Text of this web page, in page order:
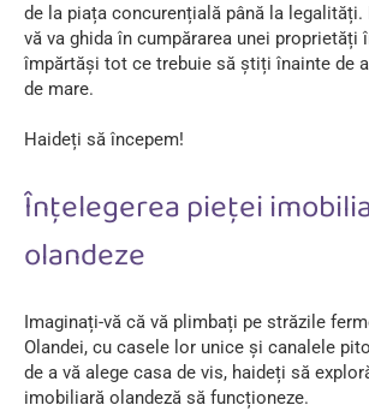
de la piața concurențială până la legalități.
vă va ghida în cumpărarea unei proprietăți
împărtăși tot ce trebuie să știți înainte de
de mare.
Haideți să începem!
Înțelegerea pieței
olandeze
Imaginați-vă că vă plimbați pe străzile
Olandei, cu casele lor unice și canalele
de a vă alege casa de vis, haideți să
imobiliară olandeză să funcționeze.